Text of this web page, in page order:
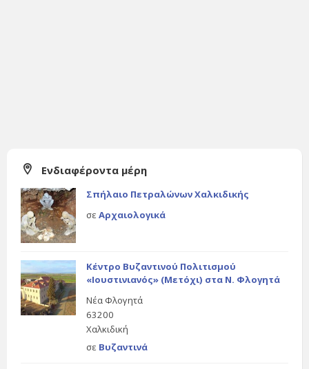
Ενδιαφέροντα μέρη
Σπήλαιο Πετραλώνων Χαλκιδικής
σε Αρχαιολογικά
Κέντρο Βυζαντινού Πολιτισμού
«Ιουστινιανός» (Μετόχι) στα Ν. Φλογητά
Νέα Φλογητά
63200
Χαλκιδική
σε Βυζαντινά